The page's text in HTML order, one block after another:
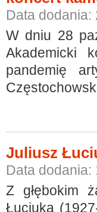
Data dodania:
W dniu 28
Akademicki
pandemię
Juliusz
Data dodania:
Z głębokim
Łuciuka